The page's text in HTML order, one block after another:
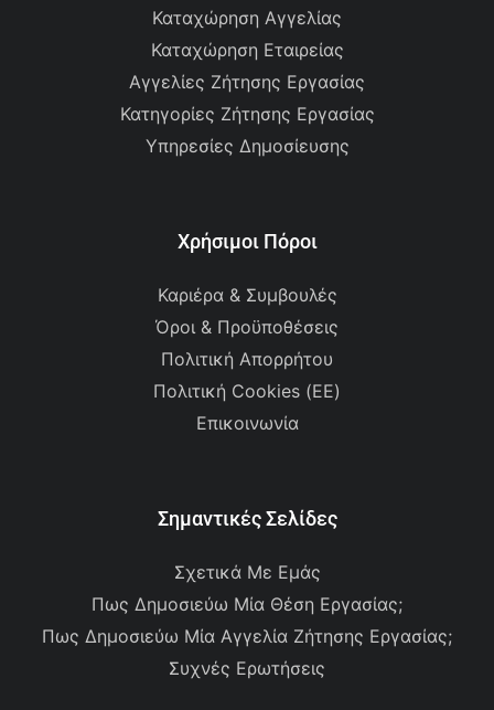
Καταχώρηση Αγγελίας
Καταχώρηση Εταιρείας
Αγγελίες Ζήτησης Εργασίας
Κατηγορίες Ζήτησης Εργασίας
Υπηρεσίες Δημοσίευσης
Χρήσιμοι Πόροι
Καριέρα & Συμβουλές
Όροι & Προϋποθέσεις
Πολιτική Απορρήτου
Πολιτική Cookies (ΕΕ)
Επικοινωνία
Σημαντικές Σελίδες
Σχετικά Με Εμάς
Πως Δημοσιεύω Μία Θέση Εργασίας;
Πως Δημοσιεύω Μία Αγγελία Ζήτησης Εργασίας;
Συχνές Ερωτήσεις